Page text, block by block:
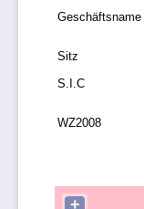
Geschäftsname
Sitz
S.I.C
WZ2008
+